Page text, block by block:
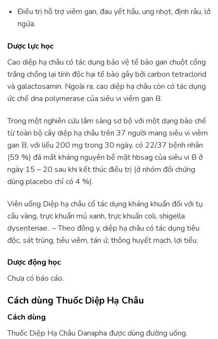
Điều trị hỗ trợ viêm gan, đau yết hầu, ung nhọt, định râu, lở
ngứa.
Dược lực học
Cao diệp hạ châu có tác dụng bảo vệ tế bào gan chuột cống
trắng chống lại tính độc hại tế bào gây bởi carbon tetraclorid
và galactosamin. Ngoài ra, cao diệp hạ châu còn có tác dụng
ức chế dna polymerase của siêu vi viêm gan B.
Trong một nghiên cứu lâm sàng sơ bộ với một dạng bào chế
từ toàn bộ cây diệp hạ châu trên 37 người mang siêu vi viêm
gan B, với liều 200 mg trong 30 ngày, có 22/37 bệnh nhân
(59 %) đã mất kháng nguyên bề mặt hbsag của siêu vi B ở
ngày 15 – 20 sau khi kết thúc điều trị (ở nhóm đối chứng
dùng placebo chỉ có 4 %).
Viên uống Diệp hạ châu cổ tác dụng kháng khuẩn đối với tụ
cầu vàng, trực khuẩn mủ xanh, trực khuẩn coli, shigella
dysenteriae.. – Theo đông y, diệp hạ châu có tác dụng tiêu
độc, sát trùng, tiêu viêm, tán ứ, thông huyết mạch, lợi tiểu.
Dược động học
Chưa có báo cáo.
Cách dùng Thuốc Diệp Hạ Châu
Cách dùng
Thuốc Diệp Hạ Châu Danapha được dùng đường uống.